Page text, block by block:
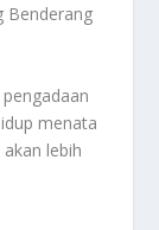
Benderang
menata
lebih